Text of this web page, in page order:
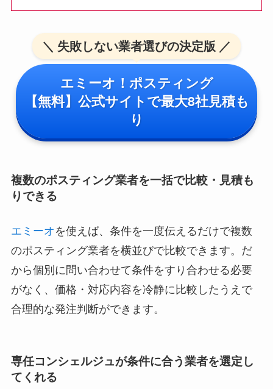
＼ 失敗しない業者選びの決定版 ／
エミーオ！ポスティング
【無料】公式サイトで最大8社見積も
り
複数のポスティング業者を一括で比較・見積も
りできる
エミーオ を使えば、条件を一度伝えるだけで複数
のポスティング業者を横並びで比較できます。だ
から個別に問い合わせて条件をすり合わせる必要
がなく、価格・対応内容を冷静に比較したうえで
合理的な発注判断ができます。
専任コンシェルジュが条件に合う業者を選定し
てくれる